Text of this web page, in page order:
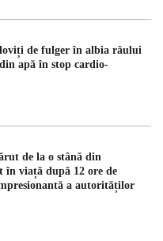
de fulger în albia râului
apă în stop cardio-
de la o stână din
în viață după 12 ore de
a autorităților